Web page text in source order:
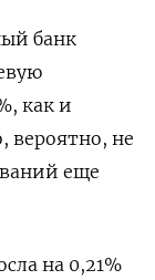
банк
как и
вероятно, не
еще
на 0,21%